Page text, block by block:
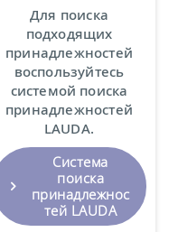
Для поиска
подходящих
принадлежностей
воспользуйтесь
системой поиска
принадлежностей
LAUDA.
Система
поиска
принадлежнос
тей LAUDA